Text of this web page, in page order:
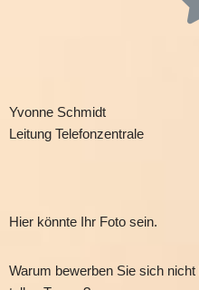
Yvonne Schmidt
Leitung Telefonzentrale
Hier könnte Ihr Foto sein.
Warum bewerben Sie sich